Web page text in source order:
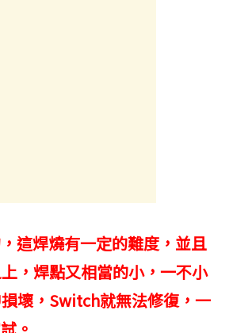
這焊燒有一定的難度，並且
， 焊點又相當的小， 一不小
壞，Switch就無法修復，一
。